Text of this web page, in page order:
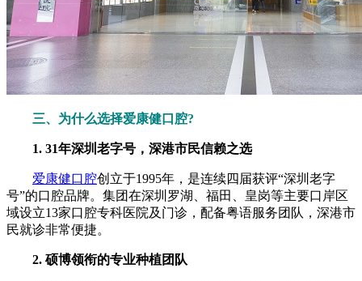
三、为什么选择爱康健口腔?
1. 31年深圳老字号，深港市民信赖之选
爱康健口腔创立于1995年，是连续四届获评“深圳老字
号”的口腔品牌。集团在深圳罗湖、福田、皇岗等主要口岸区
域设立13家口腔专科医院及门诊，配备粤语服务团队，深港市
民就诊非常便捷。
2. 硕博领衔的专业种植团队